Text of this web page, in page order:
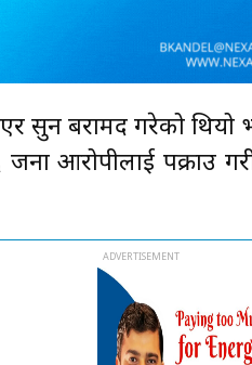
सुन बरामद गरेको
आरोपीलाई पक्राउ